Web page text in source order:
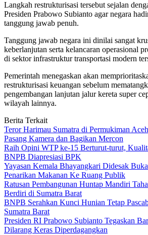
Langkah restrukturisasi tersebut sejalan
Presiden Prabowo Subianto agar negara
tanggung jawab penuh.
Tanggung jawab negara ini dinilai sangat
keberlanjutan serta kelancaran operasional
di sektor infrastruktur transportasi modern
Pemerintah menegaskan akan
restrukturisasi keuangan sebelum
pengembangan lanjutan jalur kereta super
wilayah lainnya.
Berita Terkait
Teror Harimau Sumatra di Permukiman
Pasang Kamera dan Bagikan Mercon
Raih Opini WTP ke-15 Berturut-turut,
BNPB Diapresiasi BPK
Yayasan Kemala Bhayangkari Didesak
Penarikan Makanan Ke Ruang Publik
Ratusan Pembangunan Huntap Mandiri
Berdiri di Sumatra Barat
BNPB Serahkan Kunci Hunian Tetap
Sumatra Barat
Presiden RI Prabowo Subianto Tegaskan
Dilarang Keras Diperdagangkan